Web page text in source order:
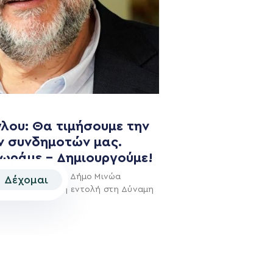
Θα τιμήσουμε την
συνδημοτών μας.
– Δημιουργούμε!
για το Δήμο Μινώα
έδωσαν ισχυρή εντολή στη Δύναμη
Δέχομαι